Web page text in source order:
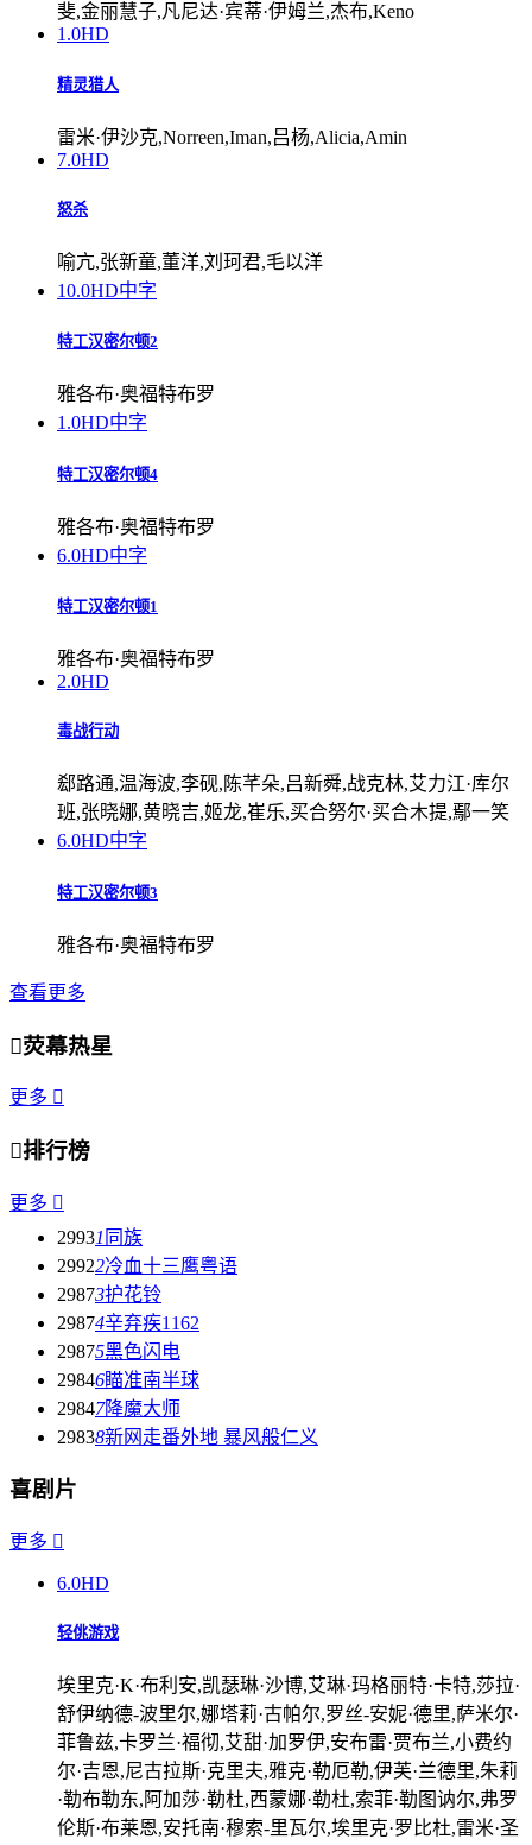
斐,金丽慧子,凡尼达·宾蒂·伊姆兰,杰布,Keno
1.0HD
精灵猎人
雷米·伊沙克,Norreen,Iman,吕杨,Alicia,Amin
7.0HD
怒杀
喻亢,张新童,董洋,刘珂君,毛以洋
10.0HD中字
特工汉密尔顿2
雅各布·奥福特布罗
1.0HD中字
特工汉密尔顿4
雅各布·奥福特布罗
6.0HD中字
特工汉密尔顿1
雅各布·奥福特布罗
2.0HD
毒战行动
郄路通,温海波,李砚,陈芊朵,吕新舜,战克林,艾力江·库尔
班,张晓娜,黄晓吉,姬龙,崔乐,买合努尔·买合木提,鄢一笑
6.0HD中字
特工汉密尔顿3
雅各布·奥福特布罗
查看更多
荧幕热星
更多 
排行榜
更多 
29931 同族
29922冷血十三鹰粤语
29873护花铃
29874辛弃疾1162
29875黑色闪电
29846瞄准南半球
29847降魔大师
29838新网走番外地 暴风般仁义
喜剧片
更多 
6.0HD
轻佻游戏
埃里克·K·布利安,凯瑟琳·沙博,艾琳·玛格丽特·卡特,莎拉·
舒伊纳德-波里尔,娜塔莉·古帕尔,罗丝-安妮·德里,萨米尔·
菲鲁兹,卡罗兰·福彻,艾甜·加罗伊,安布雷·贾布兰,小费约
尔·吉恩,尼古拉斯·克里夫,雅克·勒厄勒,伊芙·兰德里,朱莉
·勒布勒东,阿加莎·勒杜,西蒙娜·勒杜,索菲·勒图讷尔,弗罗
伦斯·布莱恩,安托南·穆索-里瓦尔,埃里克·罗比杜,雷米·圣